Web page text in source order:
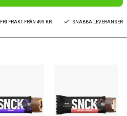
FRI FRAKT FRÅN 499 KR SNABBA LEVERANSER